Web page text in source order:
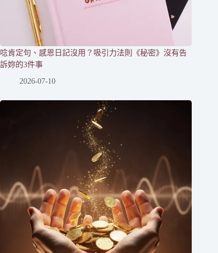
唸肯定句、感恩日記沒用？吸引力法則《秘密》沒有告
訴妳的3件事
2026-07-10